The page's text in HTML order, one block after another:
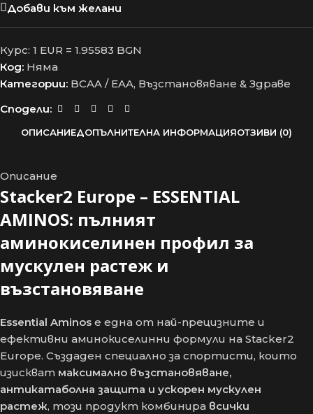
Добави към желани
Курс: 1 EUR = 1.95583 BGN
Код: Няма
Категории: BCAA / EAA, Възстановяване & Здраве
Сподели:
ОПИСАНИЕДОПЪЛНИТЕЛНА ИНФОРМАЦИЯОТЗИВИ (0)
Описание
Stacker2 Europe – ESSENTIAL
AMINOS: пълният
аминокиселинен профил за
мускулен растеж и
възстановяване
Essential Aminos е една от най-прецизните и
ефективни аминокиселинни формули на Stacker2
Europe. Създаден специално за спортисти, които
изискват максимално възстановяване,
антикатаболна защита и ускорен мускулен
растеж, този продукт комбинира всички